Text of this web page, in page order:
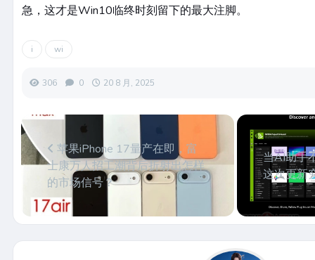
急，这才是Win10临终时刻留下的最大注脚。
i wi
306 0 20 8 月, 2025
苹果iPhone 17量产在即，富
士康万人招工潮背后折射出怎样
的市场信号？
当AI助手
这次更新